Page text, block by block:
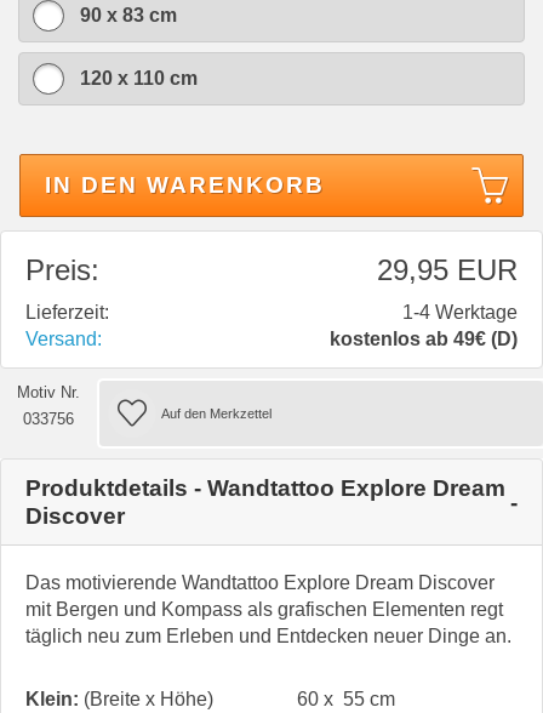
90 x 83 cm
120 x 110 cm
IN DEN WARENKORB
Preis: 29,95 EUR
Lieferzeit:
1-4 Werktage
Versand:
kostenlos ab 49€ (D)
Motiv Nr.
033756
Produktdetails - Wandtattoo Explore Dream
Discover
Das motivierende Wandtattoo Explore Dream Discover
mit Bergen und Kompass als grafischen Elementen regt
täglich neu zum Erleben und Entdecken neuer Dinge an.
Klein: (Breite x Höhe)
60 x 55 cm